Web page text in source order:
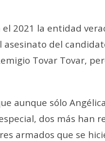
2021 la entidad
del
Tovar Tovar,
aunque sólo
dos más han
armados que se